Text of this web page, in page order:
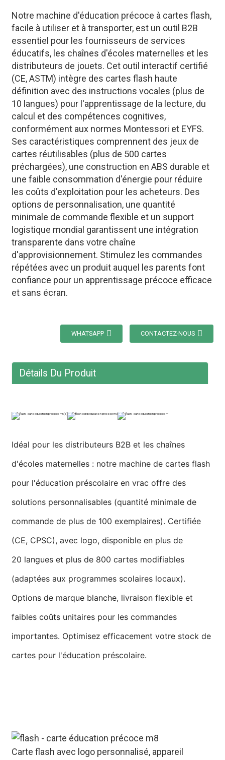
Notre machine d'éducation précoce à cartes flash,
facile à utiliser et à transporter, est un outil B2B
essentiel pour les fournisseurs de services
éducatifs, les chaînes d'écoles maternelles et les
distributeurs de jouets. Cet outil interactif certifié
(CE, ASTM) intègre des cartes flash haute
définition avec des instructions vocales (plus de
10 langues) pour l'apprentissage de la lecture, du
calcul et des compétences cognitives,
conformément aux normes Montessori et EYFS.
Ses caractéristiques comprennent des jeux de
cartes réutilisables (plus de 500 cartes
préchargées), une construction en ABS durable et
une faible consommation d'énergie pour réduire
les coûts d'exploitation pour les acheteurs. Des
options de personnalisation, une quantité
minimale de commande flexible et un support
logistique mondial garantissent une intégration
transparente dans votre chaîne
d'approvisionnement. Stimulez les commandes
répétées avec un produit auquel les parents font
confiance pour un apprentissage précoce efficace
et sans écran.
WHATSAPP CONTACTEZ-NOUS
Détails Du Produit
Idéal pour les distributeurs B2B et les chaînes
d'écoles maternelles : notre machine de cartes flash
pour l'éducation préscolaire en vrac offre des
solutions personnalisables (quantité minimale de
commande de plus de 100 exemplaires). Certifiée
(CE, CPSC), avec logo, disponible en plus de
20 langues et plus de 800 cartes modifiables
(adaptées aux programmes scolaires locaux).
Options de marque blanche, livraison flexible et
faibles coûts unitaires pour les commandes
importantes. Optimisez efficacement votre stock de
cartes pour l'éducation préscolaire.
Carte flash avec logo personnalisé, appareil